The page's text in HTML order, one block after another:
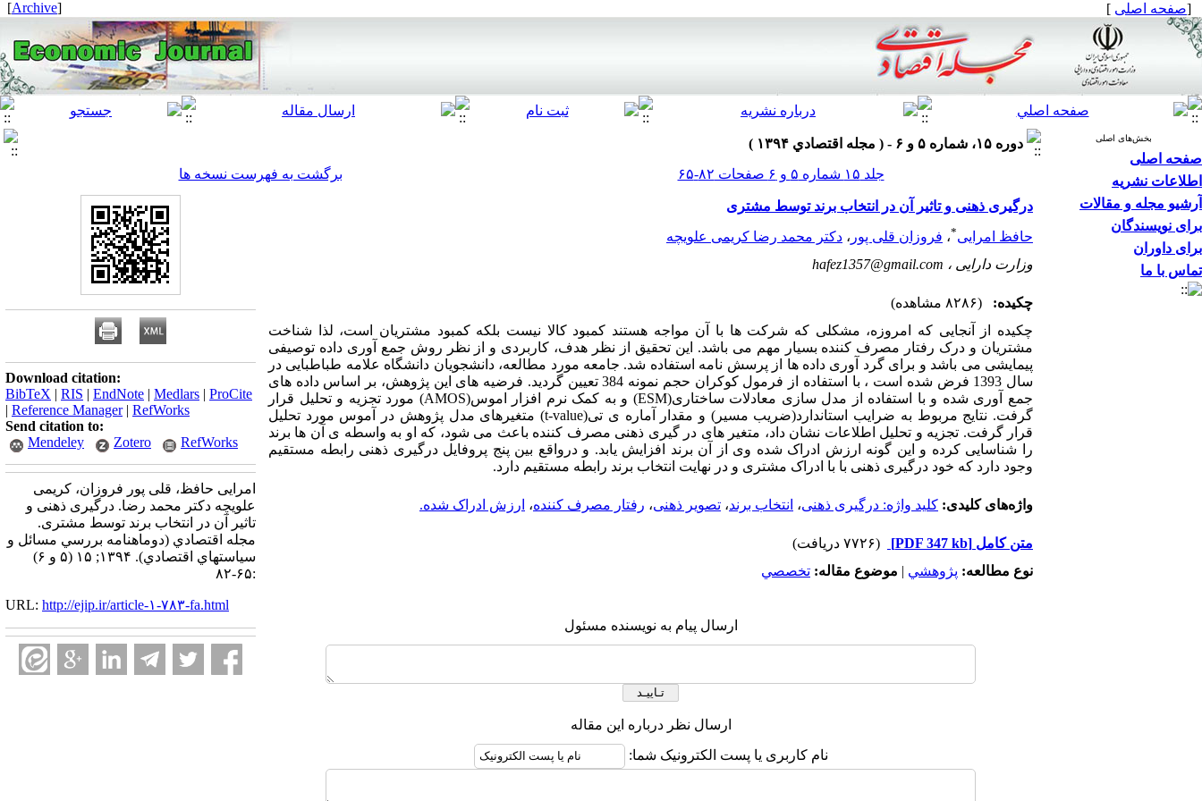
[صفحه اصلی ]
[
Archive
]
بخش‌های اصلی
صفحه اصلی
اطلاعات نشریه
آرشیو مجله و مقالات
برای نویسندگان
برای داوران
تماس با ما
دوره ۱۵، شماره ۵ و ۶ - ( مجله اقتصادي ۱۳۹۴ )
جلد ۱۵ شماره ۵ و ۶ صفحات ۸۲-۶۵
برگشت به فهرست نسخه ها
درگیری ذهنی و تاثیر آن در انتخاب برند توسط مشتری
حافظ امرایی*، فروزان قلی پور ، دکتر محمد رضا کریمی علویچه
وزارت دارایی ، hafez1357@gmail.com
چکیده:
(۸۲۸۶ مشاهده)
چکیده از آنجایی که امروزه، مشکلی که شرکت ها با آن مواجه هستند کمبود کالا نیست بلکه کمبود مشتریان است، لذا شناخت
مشتریان و درک رفتار مصرف کننده بسیار مهم می باشد. این تحقیق از نظر هدف، کاربردی و از نظر روش جمع آوری داده توصیفی
پیمایشی می باشد و برای گرد آوری داده ها از پرسش نامه استفاده شد. جامعه مورد مطالعه، دانشجویان دانشگاه علامه طباطبایی در
سال 1393 فرض شده است ، با استفاده از فرمول کوکران حجم نمونه 384 تعیین گردید. فرضیه های این پژوهش، بر اساس داده های
جمع آوری شده و با استفاده از مدل سازی معادلات ساختاری(ESM) و به کمک نرم افزار اموس(AMOS) مورد تجزیه و تحلیل قرار
گرفت. نتایج مربوط به ضرایب استاندارد(ضریب مسیر) و مقدار آماره ی تی(t-value) متغیرهای مدل پژوهش در آموس مورد تحلیل
قرار گرفت. تجزیه و تحلیل اطلاعات نشان داد، متغیر های در گیری ذهنی مصرف کننده باعث می شود، که او به واسطه ی آن ها برند
را شناسایی کرده و این گونه ارزش ادراک شده وی از آن برند افزایش یابد. و درواقع بین پنج پروفایل درگیری ذهنی رابطه مستقیم
وجود دارد که خود درگیری ذهنی با با ادراک مشتری و در نهایت انتخاب برند رابطه مستقیم دارد.
واژه‌های کلیدی: کلید واژه: درگیری ذهنی، انتخاب برند، تصویر ذهنی، رفتار مصرف کننده، ارزش ادراک شده.
متن کامل [PDF 347 kb]
(۷۷۲۶ دریافت)
نوع مطالعه: پژوهشي | موضوع مقاله: تخصصي
ارسال پیام به نویسنده مسئول
ارسال نظر درباره این مقاله
نام کاربری یا پست الکترونیک شما:
Download citation:
BibTeX | RIS | EndNote | Medlars | ProCite
| Reference Manager| RefWorks
Send citation to:
Mendeley
Zotero RefWorks
امرایی حافظ، قلی پور فروزان، کریمی
علویچه دکتر محمد رضا. درگیری ذهنی و
تاثیر آن در انتخاب برند توسط مشتری.
مجله اقتصادي (دوماهنامه بررسي مسائل و
سياستهاي اقتصادي). ۱۳۹۴; ۱۵ (۵ و ۶)
:۶۵-۸۲
URL: http://ejip.ir/article-۱-۷۸۳-fa.html